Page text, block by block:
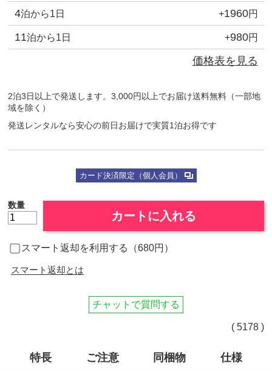
4泊から1日 +1960円
11泊から1日 +980円
価格表を見る
2泊3日以上で発送します。3,000円以上でお届け送料無料（一部地
域を除く）
発送レンタルなら安心の前日お届けで実質1泊お得です
カード決済限定（個人会員）
数量
カートに入れる
スマート返却を利用する（680円）
スマート返却とは
チャットで質問する
( 5178 )
特長 ご注意 同梱物 仕様